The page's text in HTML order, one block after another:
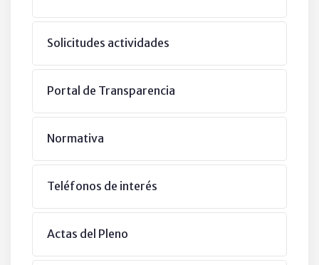
Solicitudes actividades
Portal de Transparencia
Normativa
Teléfonos de interés
Actas del Pleno